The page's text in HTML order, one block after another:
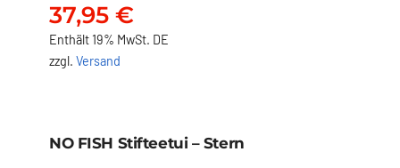
37,95 €
Enthält 19% MwSt. DE
zzgl. Versand
NO FISH Stifteetui – Stern